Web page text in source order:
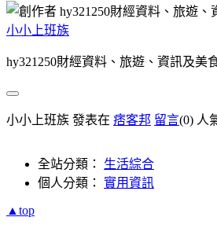
小小上班族
hy321250財經資料、旅遊、資訊及美
小小上班族 發表在 痞客邦 留言(0) 人
全站分類： 生活綜合
個人分類： 實用資訊
▲top